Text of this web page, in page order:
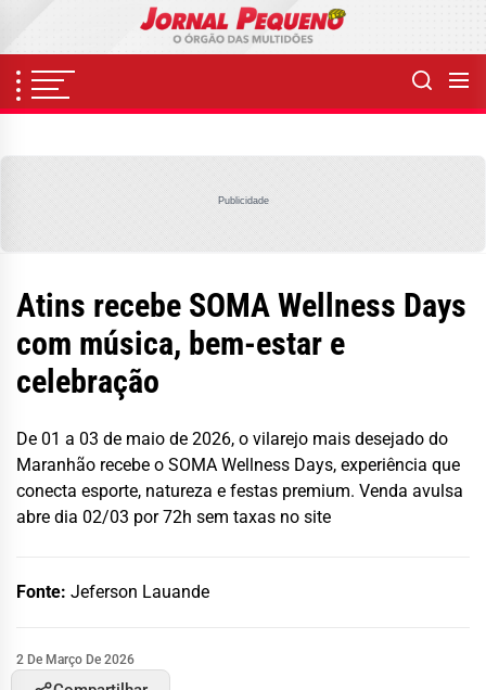
content
Publicidade
Atins recebe SOMA Wellness Days
com música, bem-estar e
celebração
De 01 a 03 de maio de 2026, o vilarejo mais desejado do
Maranhão recebe o SOMA Wellness Days, experiência que
conecta esporte, natureza e festas premium. Venda avulsa
abre dia 02/03 por 72h sem taxas no site
Fonte: Jeferson Lauande
2 De Março De 2026